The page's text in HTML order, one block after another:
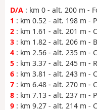
D/A : km 0 - alt. 200 m -
1 : km 0.52 - alt. 198 m -
2 : km 1.61 - alt. 201 m -
3 : km 1.82 - alt. 206 m -
4 : km 2.56 - alt. 235 m -
5 : km 3.37 - alt. 245 m -
6 : km 3.81 - alt. 243 m -
7 : km 6.48 - alt. 270 m -
8 : km 7.13 - alt. 237 m -
9 : km 9.27 - alt. 214 m -